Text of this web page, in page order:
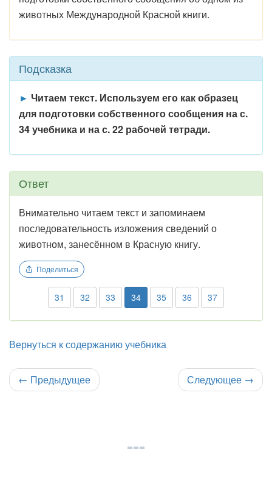
животных Международной Красной книги.
Подсказка
► Читаем текст. Используем его как образец
для подготовки собственного сообщения на с.
34 учебника и на с. 22 рабочей тетради.
Ответ
Внимательно читаем текст и запоминаем
последовательность изложения сведений о
животном, занесённом в Красную книгу.
Поделиться
31 32 33 34 35 36 37
Вернуться к содержанию учебника
← Предыдущее Следующее →